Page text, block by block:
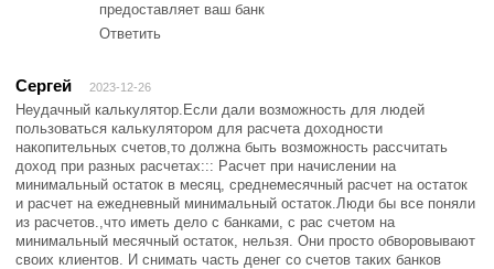
предоставляет ваш банк
Ответить
Сергей 2023-12-26
Неудачный калькулятор.Если дали возможность для людей
пользоваться калькулятором для расчета доходности
накопительных счетов,то должна быть возможность рассчитать
доход при разных расчетах::: Расчет при начислении на
минимальный остаток в месяц, среднемесячный расчет на остаток
и расчет на ежедневный минимальный остаток.Люди бы все поняли
из расчетов.,что иметь дело с банками, с рас счетом на
минимальный месячный остаток, нельзя. Они просто обворовывают
своих клиентов. И снимать часть денег со счетов таких банков